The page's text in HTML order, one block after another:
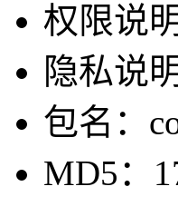
权限说明
隐私说明
包名：
MD5：